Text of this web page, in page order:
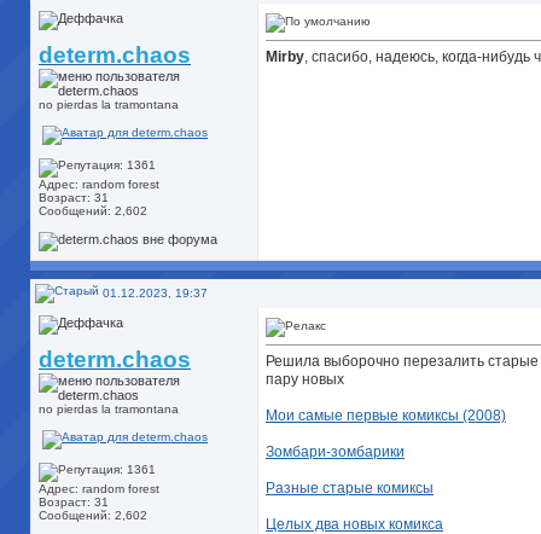
determ.chaos
no pierdas la tramontana
Адрес: random forest
Возраст: 31
Сообщений: 2,602
Mirby, спасибо, надеюсь, когда-нибудь
01.12.2023, 19:37
determ.chaos
no pierdas la tramontana
Адрес: random forest
Возраст: 31
Сообщений: 2,602
Решила выборочно перезалить
пару новых
Мои самые первые комиксы (2008)
Зомбари-зомбарики
Разные старые комиксы
Целых два новых комикса